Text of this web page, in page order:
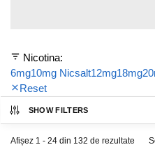
Nicotina:
6mg10mg Nicsalt12mg18mg
Reset
SHOW FILTERS
Afișez 1 - 24 din 132 de rezultate